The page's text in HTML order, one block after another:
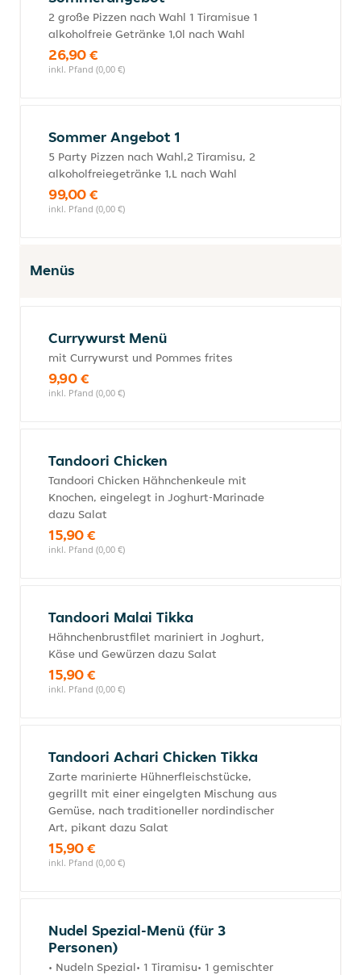
2 große Pizzen nach Wahl 1 Tiramisue 1
alkoholfreie Getränke 1,0l nach Wahl
26,90 €
inkl. Pfand (0,00 €)
Sommer Angebot 1
5 Party Pizzen nach Wahl,2 Tiramisu, 2
alkoholfreiegetränke 1,L nach Wahl
99,00 €
inkl. Pfand (0,00 €)
Menüs
Currywurst Menü
mit Currywurst und Pommes frites
9,90 €
inkl. Pfand (0,00 €)
Tandoori Chicken
Tandoori Chicken Hähnchenkeule mit
Knochen, eingelegt in Joghurt-Marinade
dazu Salat
15,90 €
inkl. Pfand (0,00 €)
Tandoori Malai Tikka
Hähnchenbrustfilet mariniert in Joghurt,
Käse und Gewürzen dazu Salat
15,90 €
inkl. Pfand (0,00 €)
Tandoori Achari Chicken Tikka
Zarte marinierte Hühnerfleischstücke,
gegrillt mit einer eingelgten Mischung aus
Gemüse, nach traditioneller nordindischer
Art, pikant dazu Salat
15,90 €
inkl. Pfand (0,00 €)
Nudel Spezial-Menü (für 3
Personen)
• Nudeln Spezial• 1 Tiramisu• 1 gemischter